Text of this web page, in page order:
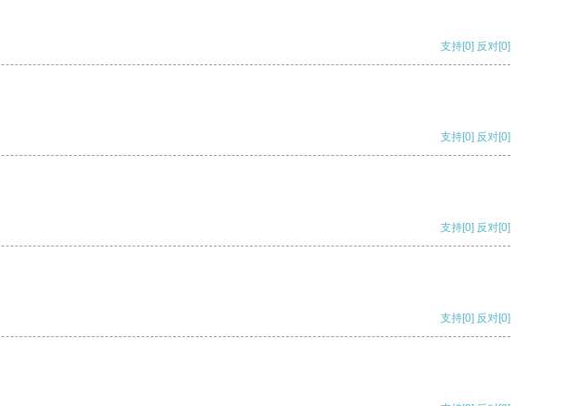
支持[0] 反对[0]
支持[0] 反对[0]
支持[0] 反对[0]
支持[0] 反对[0]